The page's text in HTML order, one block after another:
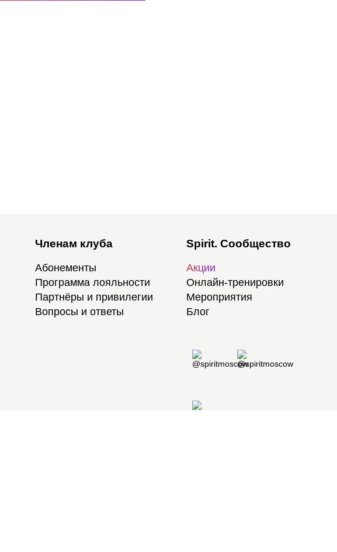
Членам клуба
Абонементы
Программа лояльности
Партнёры и привилегии
Вопросы и ответы
Spirit. Сообщество
Акции
Онлайн-тренировки
Мероприятия
Блог